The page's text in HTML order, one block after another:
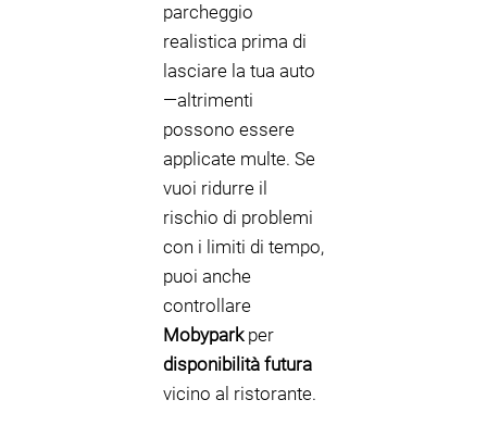
parcheggio
realistica prima di
lasciare la tua auto
—altrimenti
possono essere
applicate multe. Se
vuoi ridurre il
rischio di problemi
con i limiti di tempo,
puoi anche
controllare
Mobyparkper
disponibilità futura
vicino al ristorante.